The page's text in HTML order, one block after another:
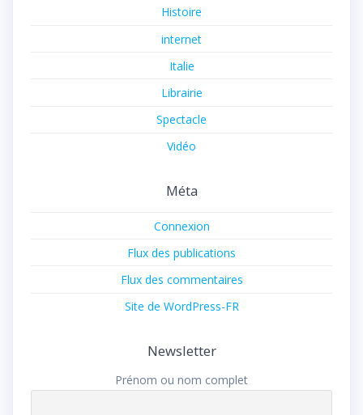
Histoire
internet
Italie
Librairie
Spectacle
Vidéo
Méta
Connexion
Flux des publications
Flux des commentaires
Site de WordPress-FR
Newsletter
Prénom ou nom complet